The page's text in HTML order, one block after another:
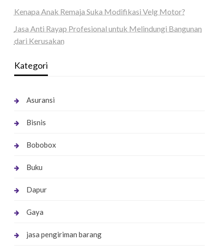
Kenapa Anak Remaja Suka Modifikasi Velg Motor?
Jasa Anti Rayap Profesional untuk Melindungi Bangunan
dari Kerusakan
Kategori
Asuransi
Bisnis
Bobobox
Buku
Dapur
Gaya
jasa pengiriman barang